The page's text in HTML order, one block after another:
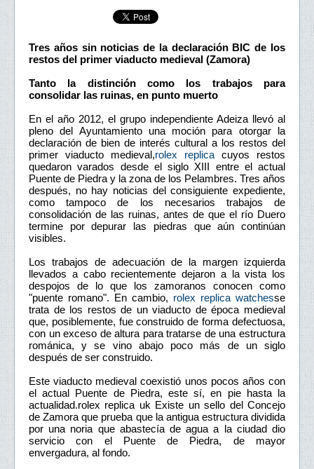
Tres años sin noticias de la declaración BIC de los
restos del primer viaducto medieval (Zamora)
Tanto la distinción como los trabajos para
consolidar las ruinas, en punto muerto
En el año 2012, el grupo independiente Adeiza llevó al
pleno del Ayuntamiento una moción para otorgar la
declaración de bien de interés cultural a los restos del
primer viaducto medieval,rolex replica cuyos restos
quedaron varados desde el siglo XIII entre el actual
Puente de Piedra y la zona de los Pelambres. Tres años
después, no hay noticias del consiguiente expediente,
como tampoco de los necesarios trabajos de
consolidación de las ruinas, antes de que el río Duero
termine por depurar las piedras que aún continúan
visibles.
Los trabajos de adecuación de la margen izquierda
llevados a cabo recientemente dejaron a la vista los
despojos de lo que los zamoranos conocen como
"puente romano". En cambio, rolex replica watchesse
trata de los restos de un viaducto de época medieval
que, posiblemente, fue construido de forma defectuosa,
con un exceso de altura para tratarse de una estructura
románica, y se vino abajo poco más de un siglo
después de ser construido.
Este viaducto medieval coexistió unos pocos años con
el actual Puente de Piedra, este sí, en pie hasta la
actualidad.rolex replica uk Existe un sello del Concejo
de Zamora que prueba que la antigua estructura dividida
por una noria que abastecía de agua a la ciudad dio
servicio con el Puente de Piedra, de mayor
envergadura, al fondo.